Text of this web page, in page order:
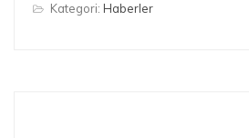
Kategori: Haberler